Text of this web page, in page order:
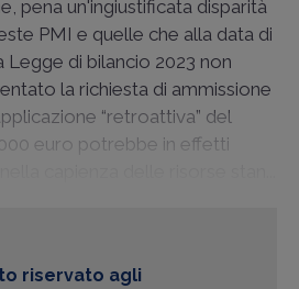
pena un'ingiustificata disparità
PMI e quelle che alla data di
di bilancio 2023 non
la richiesta di ammissione
“retroattiva” del
euro potrebbe in effetti
riservato agli